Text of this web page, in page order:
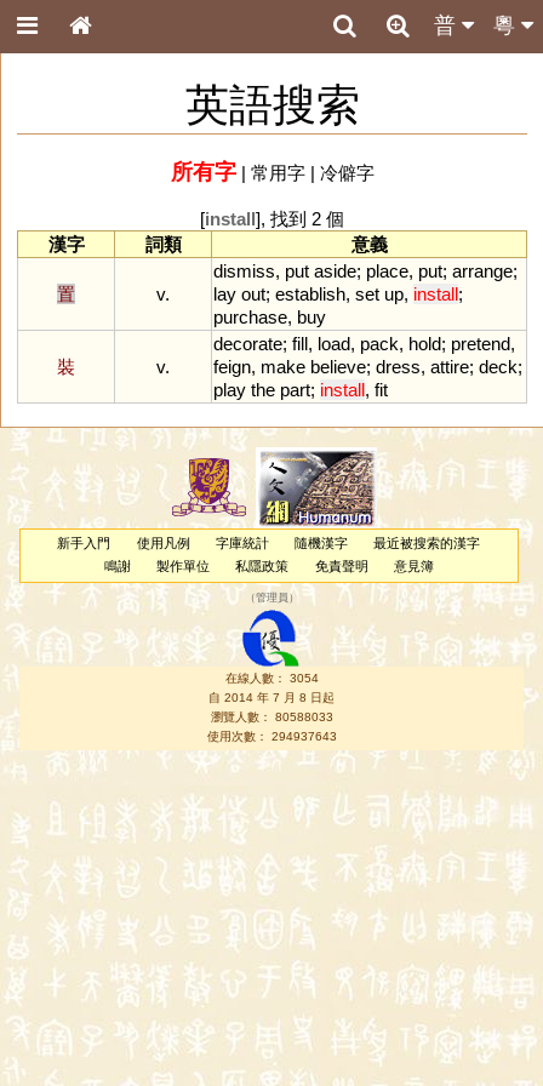
粵
普
英語搜索
所有字| 常用字| 冷僻字
[install], 找到 2 個
漢字
詞類 意義
置 v.
dismiss, put aside; place, put; arrange;
lay out; establish, set up, install;
purchase, buy
裝 v.
decorate; fill, load, pack, hold; pretend,
feign, make believe; dress, attire; deck;
play the part; install, fit
新手入門 使用凡例 字庫統計 隨機漢字
最近被搜索的漢字
鳴謝
製作單位 私隱政策 免責聲明 意見簿
（管理員 ）
在線人數： 3054
自 2014 年 7 月 8 日起
瀏覽人數： 80588033
使用次數： 294937643